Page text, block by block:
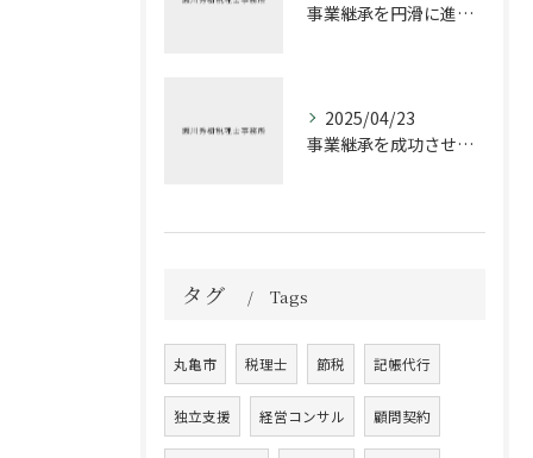
事業継承を円滑に進めるための税理士の役割
2025/04/23
事業継承を成功させるための税務戦略
タグ Tags
丸亀市 税理士 節税 記帳代行
独立支援 経営コンサル 顧問契約